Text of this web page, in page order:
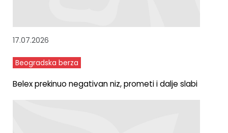
17.07.2026
Beogradska berza
Belex prekinuo negativan niz, prometi i dalje slabi